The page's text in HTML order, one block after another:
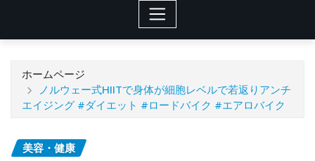
ホームページ
ノルウェー式HIITで身体が細胞レベルで若返りアンチ
エイジング #ダイエット #ロードバイク #エアロバイク
美容・健康